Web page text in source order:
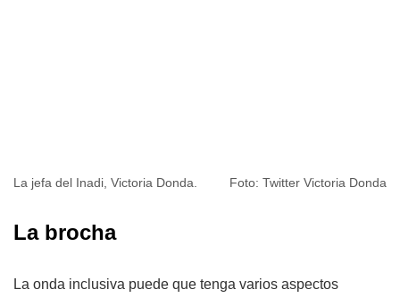
La jefa del Inadi, Victoria Donda. Foto: Twitter Victoria Donda
La brocha
La onda inclusiva puede que tenga varios aspectos